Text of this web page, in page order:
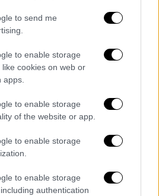
to send me
to enable storage
cookies on web or
to enable storage
of the website or app.
to enable storage
to enable storage
authentication
θα ανακοινωθούν
του Οκτωβρίου.
στους Άνδρες
(Ελλάδα- μήκος)
(Σουηδία – επί
Σμιθ (Μ. Βρετανία- 400
(Νορβηγία-
μ.)